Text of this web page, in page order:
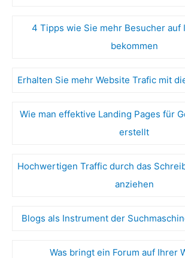
4 Tipps wie Sie mehr Besucher auf
bekommen
Erhalten Sie mehr Website Trafic mit
Wie man effektive Landing Pages für
erstellt
Hochwertigen Traffic durch das
anziehen
Blogs als Instrument der
Was bringt ein Forum auf Ihrer